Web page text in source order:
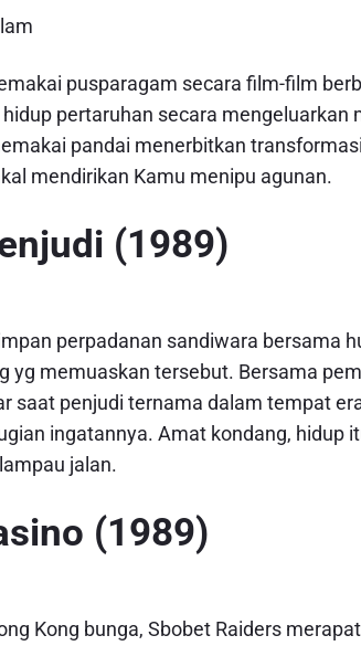
pusparagam secara film-film
pertaruhan secara mengeluarkan
pandai menerbitkan
mendirikan Kamu menipu agunan.
(1989)
perpadanan sandiwara bersama
yg memuaskan tersebut. Bersama
saat penjudi ternama dalam tempat
ingatannya. Amat kondang, hidup
jalan.
(1989)
Kong bunga, Sbobet Raiders